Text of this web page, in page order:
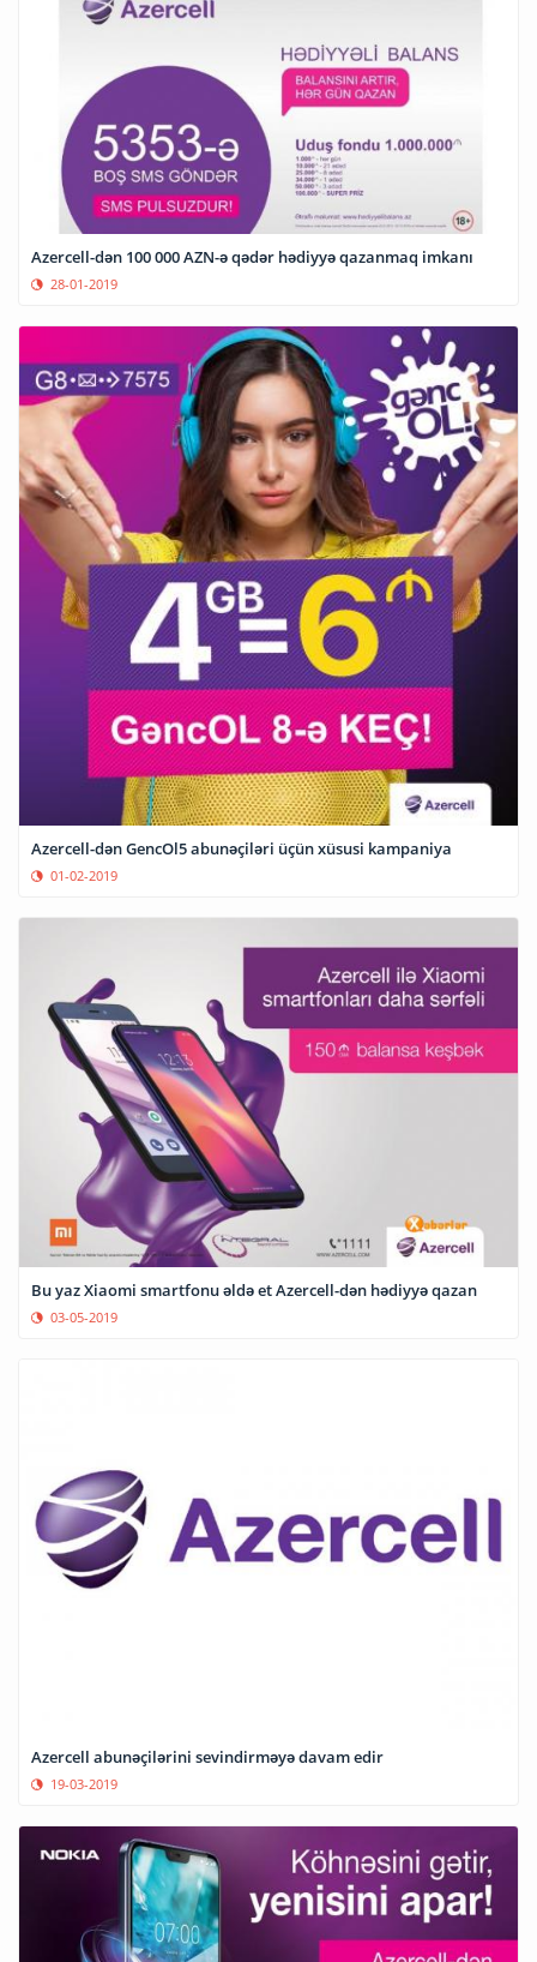
Azercell-dən 100 000 AZN-ə qədər hədiyyə qazanmaq imkanı
28-01-2019
Azercell-dən GencOl5 abunəçiləri üçün xüsusi kampaniya
01-02-2019
Bu yaz Xiaomi smartfonu əldə et Azercell-dən hədiyyə qazan
03-05-2019
Azercell abunəçilərini sevindirməyə davam edir
19-03-2019